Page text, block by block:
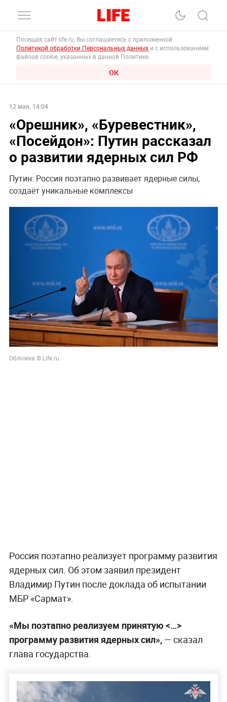
Посещая сайт life.ru, Вы соглашаетесь с приложенной
Политикой обработки Персональных данных и с использованием
файлов cookie, указанных в данной Политике.
ОК
12 мая, 14:04
«Орешник», «Буревестник»,
«Посейдон»: Путин рассказал
о развитии ядерных сил РФ
Путин: Россия поэтапно развивает ядерные силы,
создаёт уникальные комплексы
Обложка © Life.ru
Россия поэтапно реализует программу развития
ядерных сил. Об этом заявил президент
Владимир Путин после доклада об испытании
МБР «Сармат».
«Мы поэтапно реализуем принятую <…>
программу развития ядерных сил», — сказал
глава государства.